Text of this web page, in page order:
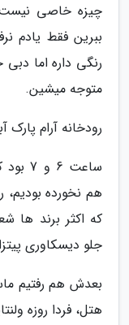
چیزه خاصی نیست
ببرین فقط یادم
رنگی داره اما
متوجه میشین.
رودخانه آرام پارک
ساعت
هم نخورده
که اکثر برند ها
جلو دیسکاوری
بعدش هم رفتیم
هتل، فردا روزه